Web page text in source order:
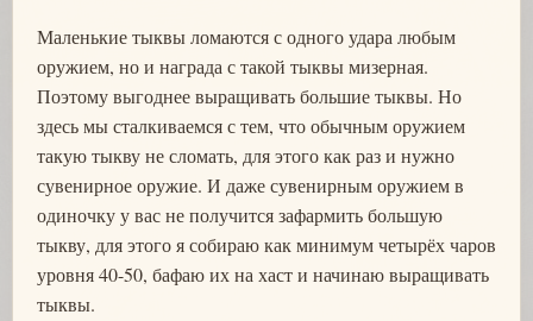
Маленькие тыквы ломаются с одного удара любым
оружием, но и награда с такой тыквы мизерная.
Поэтому выгоднее выращивать большие тыквы. Но
здесь мы сталкиваемся с тем, что обычным оружием
такую тыкву не сломать, для этого как раз и нужно
сувенирное оружие. И даже сувенирным оружием в
одиночку у вас не получится зафармить большую
тыкву, для этого я собираю как минимум четырёх чаров
уровня 40-50, бафаю их на хаст и начинаю выращивать
тыквы.